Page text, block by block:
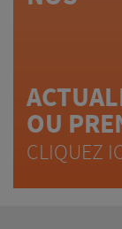
OU
CLIQUEZ